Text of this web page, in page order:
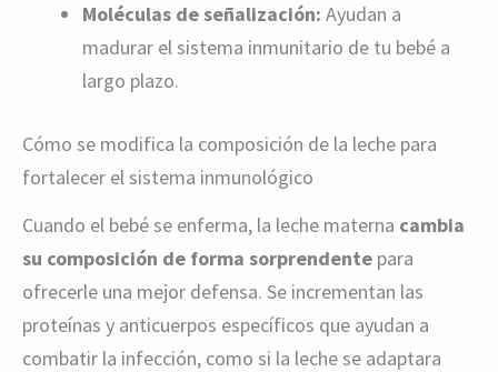
Moléculas de señalización: Ayudan a
madurar el sistema inmunitario de tu bebé a
largo plazo.
Cómo se modifica la composición de la leche para
fortalecer el sistema inmunológico
Cuando el bebé se enferma, la leche materna cambia
su composición de forma sorprendente para
ofrecerle una mejor defensa. Se incrementan las
proteínas y anticuerpos específicos que ayudan a
combatir la infección, como si la leche se adaptara